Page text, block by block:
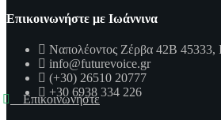
Επικοινωνήστε με Ιωάννινα
Ναπολέοντος Ζέρβα 42Β 45333,
info@futurevoice.gr
(+30) 26510 20777
+30 6938 334 226
Επικοινωνήστε